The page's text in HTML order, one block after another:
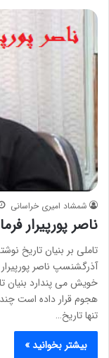
شمشاد امیری خراسانی
ناصر پورپیرار
تاملی بر بنيان تاريخ
آذرگشنسپ ناصر
خويش می پندارد بنيان
هجوم قرار داده است
تنها تاريخ…
بیشتر بخوانید »